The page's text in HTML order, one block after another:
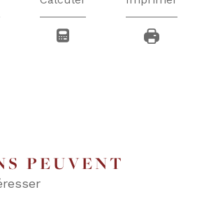
PEUVENT